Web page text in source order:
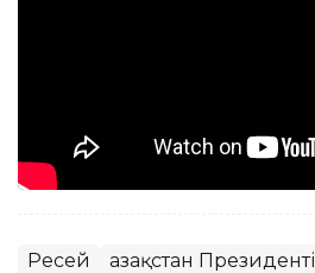
Ресей Қазақстан Президенті